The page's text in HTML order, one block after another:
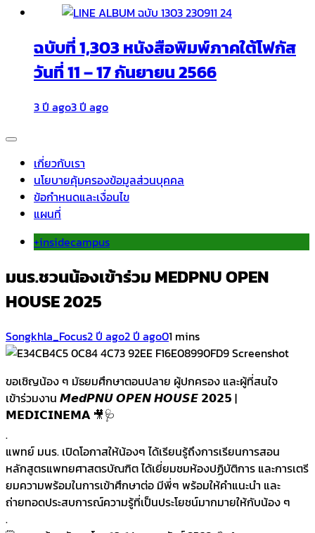
ฉบับที่ 1,303 หนังสือพิมพ์ภาคใต้โฟกัส
วันที่ 11 – 17 กันยายน 2566
3 ปี ago3 ปี ago
เกี่ยวกับเรา
นโยบายคุ้มครองข้อมูลส่วนบุคคล
ข้อกำหนดและเงื่อนไข
แผนที่
+insidecampus
มนร.ชวนน้องเข้าร่วม MEDPNU OPEN
HOUSE 2025
Songkhla_Focus2 ปี ago2 ปี ago01 mins
Screenshot
ขอเชิญน้อง ๆ มัธยมศึกษาตอนปลาย ผู้ปกครอง และผู้ที่สนใจ
เข้าร่วมงาน 𝙈𝙚𝙙𝙋𝙉𝙐 𝙊𝙋𝙀𝙉 𝙃𝙊𝙐𝙎𝙀 𝟮𝟬𝟮𝟱 |
𝗠𝗘𝗗𝗜𝗖𝗜𝗡𝗘𝗠𝗔 🎥🩺
.
แพทย์ มนร. เปิดโอกาสให้น้องๆ ได้เรียนรู้ถึงการเรียนการสอน
หลักสูตรแพทยศาสตรบัณฑิต ได้เยี่ยมชมห้องปฏิบัติการ และการเตรี
ยมความพร้อมในการเข้าศึกษาต่อ มีพี่ๆ พร้อมให้คำแนะนำ และ
ถ่ายทอดประสบการณ์ความรู้ที่เป็นประโยชน์มากมายให้กับน้อง ๆ
.